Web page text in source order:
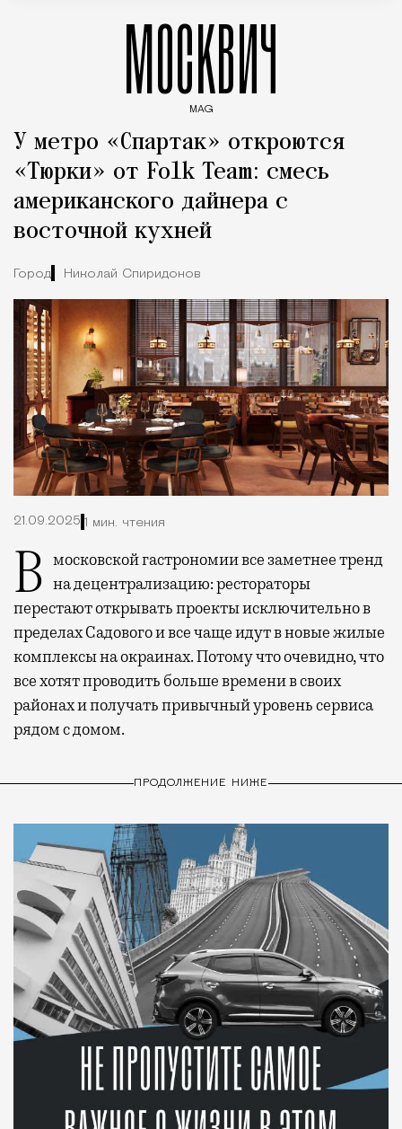
МОСКВИЧ
MAG
У метро «Спартак» откроются
«Тюрки» от Folk Team: смесь
американского дайнера с
восточной кухней
Город Николай Спиридонов
21.09.2025 1 мин. чтения
В московской гастрономии все заметнее тренд на децентрализацию: рестораторы
перестают открывать проекты исключительно в
пределах Садового и все чаще идут в новые жилые
комплексы на окраинах. Потому что очевидно, что
все хотят проводить больше времени в своих
районах и получать привычный уровень сервиса
рядом с домом.
ПРОДОЛЖЕНИЕ НИЖЕ